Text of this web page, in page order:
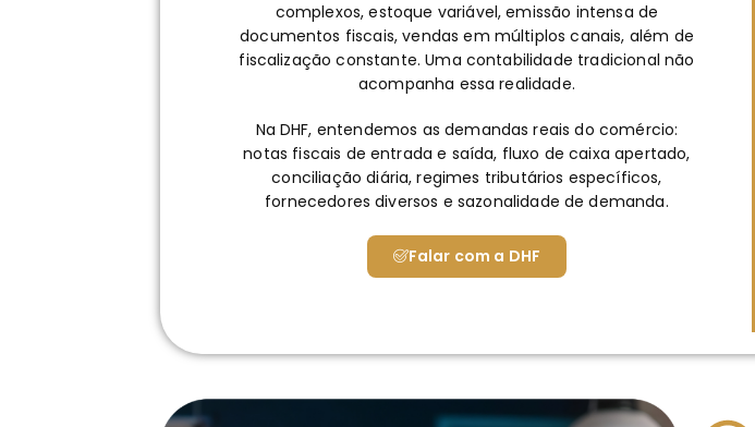
complexos, estoque variável, emissão intensa de
documentos fiscais, vendas em múltiplos canais, além de
fiscalização constante. Uma contabilidade tradicional não
acompanha essa realidade.
Na DHF, entendemos as demandas reais do comércio:
notas fiscais de entrada e saída, fluxo de caixa apertado,
conciliação diária, regimes tributários específicos,
fornecedores diversos e sazonalidade de demanda.
Falar com a DHF